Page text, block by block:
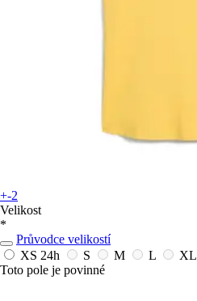
+-2
Velikost
*
Průvodce velikostí
XS 24h S M L
XL
Toto pole je povinné